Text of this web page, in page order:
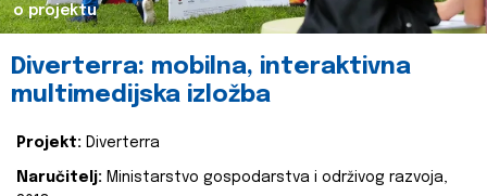
o projektu
Diverterra: mobilna, interaktivna
multimedijska izložba
Projekt: Diverterra
Naručitelj: Ministarstvo gospodarstva i održivog razvoja,